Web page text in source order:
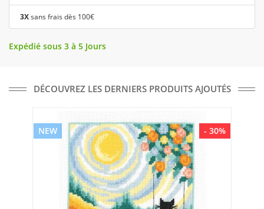
3Xsans frais dès 100€
Expédié sous 3 à 5 Jours
DÉCOUVREZ LES DERNIERS PRODUITS AJOUTÉS
- 30%
NEW